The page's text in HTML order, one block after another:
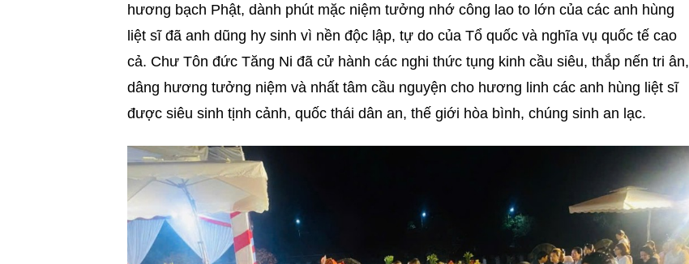
hương bạch Phật, dành phút mặc niệm tưởng nhớ công lao to lớn của các anh hùng
liệt sĩ đã anh dũng hy sinh vì nền độc lập, tự do của Tổ quốc và nghĩa vụ quốc tế cao
cả. Chư Tôn đức Tăng Ni đã cử hành các nghi thức tụng kinh cầu siêu, thắp nến tri ân,
dâng hương tưởng niệm và nhất tâm cầu nguyện cho hương linh các anh hùng liệt sĩ
được siêu sinh tịnh cảnh, quốc thái dân an, thế giới hòa bình, chúng sinh an lạc.